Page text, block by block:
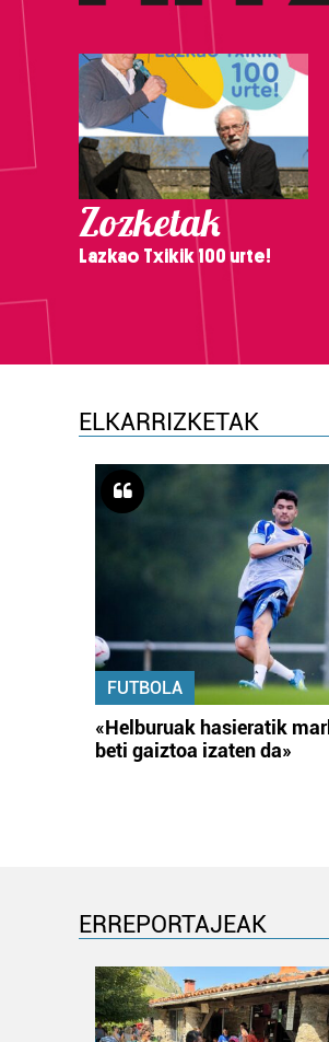
Zozketak
Lazkao Txikik 100 urte!
ELKARRIZKETAK
FUTBOLA
«Helburuak hasieratik
beti gaiztoa izaten da»
ERREPORTAJEAK